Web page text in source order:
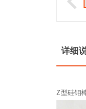
详细
Z型硅钼